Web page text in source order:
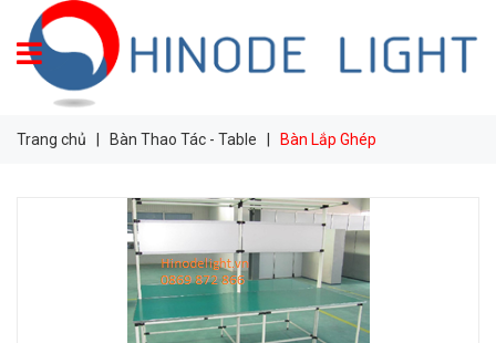
Trang chủ Bàn Thao Tác - Table Bàn Lắp Ghép